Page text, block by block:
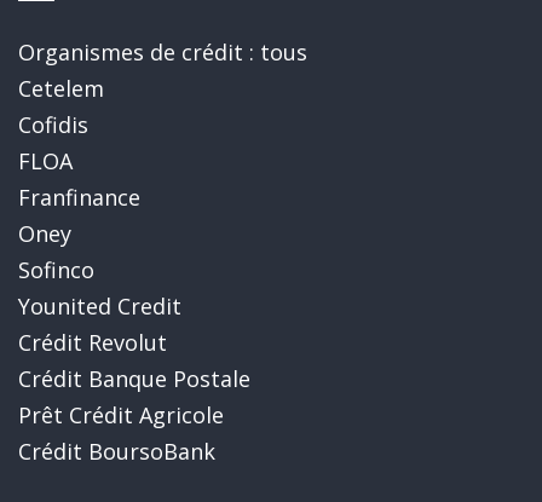
Organismes de crédit : tous
Cetelem
Cofidis
FLOA
Franfinance
Oney
Sofinco
Younited Credit
Crédit Revolut
Crédit Banque Postale
Prêt Crédit Agricole
Crédit BoursoBank